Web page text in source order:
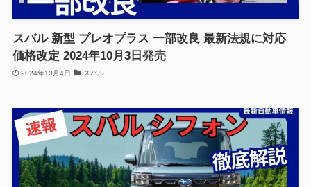
スバル 新型 プレオプラス 一部改良 最新法規に対応
価格改定 2024年10月3日発売
2024年10月4日 スバル